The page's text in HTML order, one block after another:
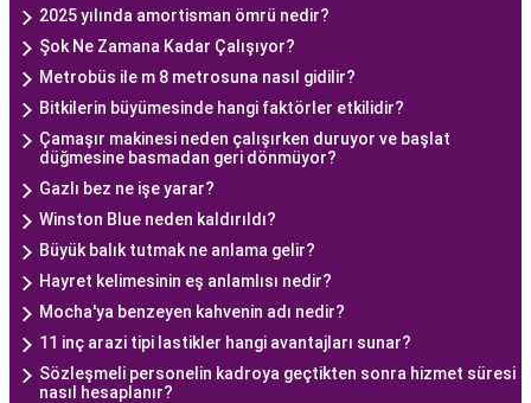
2025 yılında amortisman ömrü nedir?
Şok Ne Zamana Kadar Çalışıyor?
Metrobüs ile m 8 metrosuna nasıl gidilir?
Bitkilerin büyümesinde hangi faktörler etkilidir?
Çamaşır makinesi neden çalışırken duruyor ve başlat
düğmesine basmadan geri dönmüyor?
Gazlı bez ne işe yarar?
Winston Blue neden kaldırıldı?
Büyük balık tutmak ne anlama gelir?
Hayret kelimesinin eş anlamlısı nedir?
Mocha'ya benzeyen kahvenin adı nedir?
11 inç arazi tipi lastikler hangi avantajları sunar?
Sözleşmeli personelin kadroya geçtikten sonra hizmet süresi
nasıl hesaplanır?